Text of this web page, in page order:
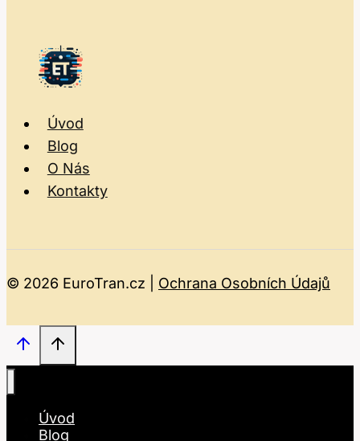
Úvod
Blog
O Nás
Kontakty
© 2026 EuroTran.cz | Ochrana Osobních Údajů
Úvod
Blog